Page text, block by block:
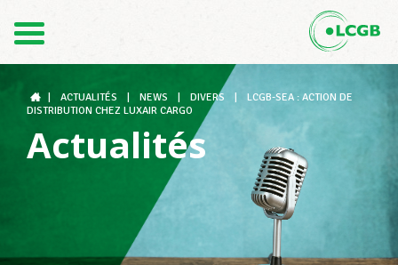
DE
Le LCGB
Structures syndicales
ACTUALITÉS NEWS DIVERS
LCGB-SEA : ACTION DE
DISTRIBUTION CHEZ LUXAIR CARGO
Actualités